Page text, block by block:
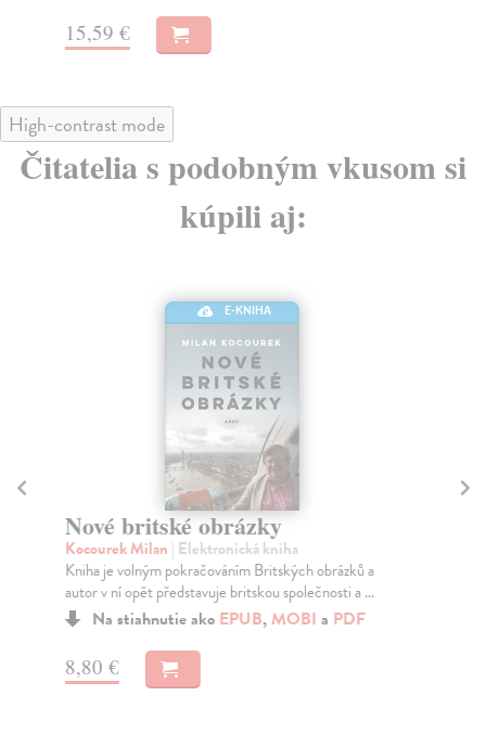
15,59 €
High-contrast mode
Čitatelia s podobným vkusom si
kúpili aj:
E-KNIHA
Nové britské obrázky
Kocourek Milan | Elektronická kniha
Kniha je volným pokračováním Britských obrázků a
autor v ní opět představuje britskou společnosti a ...
Na stiahnutie ako EPUB,MOBI a PDF
8,80 €